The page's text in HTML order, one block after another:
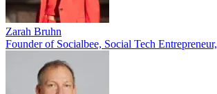
Zarah Bruhn
Founder of Socialbee, Social Tech